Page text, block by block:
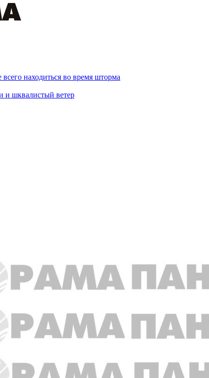
всего находиться во время шторма
и шквалистый ветер